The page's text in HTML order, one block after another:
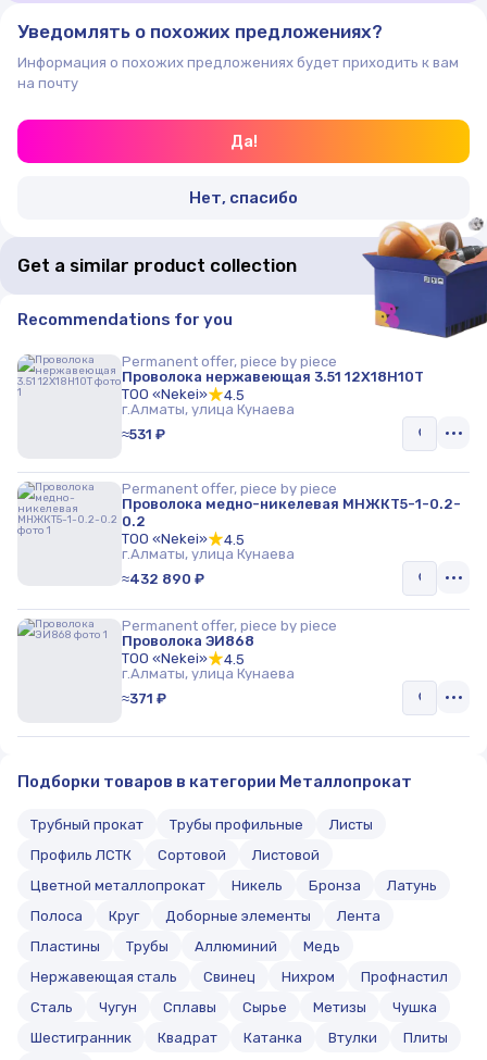
чертежам.
— Предоставляем услугу ответственного хранения
на крытом складе.
позволяющую получать скидки на закупку,
обработку или доставку металлопроката.
— Товар в наличии на складе (более 5000
— Высокое качество товаров.
— Оперативная доставка.
— Программа лояльности.Окончательная цена на
поставки: кол-ва, условий оплаты и места отгрузки.
Спросите у менеджера. Данный прайс-лист носит
исключительно информационный характер и ни при
каких условиях не является публичной офертой,
определяемой положениями ст. 447 Гражданского
кодекса Республики Казахстан.
Уведомлять о похожих предложениях?
Информация о похожих предложениях будет приходить к вам
на почту
Да!
Нет, спасибо
Get a similar product collection
Recommendations for you
Permanent offer, piece by piece
Проволока нержавеющая 3.51 12Х18Н10Т
ТОО «Nekei»
4.5
г.Алматы, улица Кунаева
≈531 ₽
Permanent offer, piece by piece
Проволока медно-никелевая МНЖКТ5-1-0.2-
0.2
ТОО «Nekei»
4.5
г.Алматы, улица Кунаева
≈432 890 ₽
Permanent offer, piece by piece
Проволока ЭИ868
ТОО «Nekei»
4.5
г.Алматы, улица Кунаева
≈371 ₽
Подборки товаров в категории Металлопрокат
Трубный прокат Трубы профильные
Листы
Профиль ЛСТК
Сортовой
Листовой
Цветной металлопрокат
Никель Бронза
Латунь
Полоса
Круг Доборные элементы
Лента
Пластины
Трубы Аллюминий
Медь
Нержавеющая сталь
Свинец Нихром
Профнастил
Сталь
Чугун Сплавы Сырье Метизы
Чушка
Шестигранник
Квадрат Катанка Втулки
Плиты